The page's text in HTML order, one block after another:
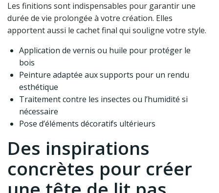
Les finitions sont indispensables pour garantir une
durée de vie prolongée à votre création. Elles
apportent aussi le cachet final qui souligne votre style.
Application de vernis ou huile pour protéger le
bois
Peinture adaptée aux supports pour un rendu
esthétique
Traitement contre les insectes ou l’humidité si
nécessaire
Pose d’éléments décoratifs ultérieurs
Des inspirations
concrètes pour créer